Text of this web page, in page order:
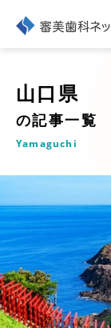
山口県
の記事一覧
Yamaguchi